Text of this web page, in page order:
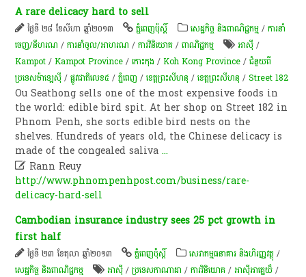
A rare delicacy hard to sell
ថ្ងៃទី ២៨ ខែសីហា ឆ្នាំ២០១៣ ភ្នំពេញប៉ុស្តិ៍ សេដ្ឋកិច្ច និងពាណិជ្ជកម្ម /ការនាំ
ចេញ/នីហរណ /ការនាំចូល/អាហរណ /ការវិនិយោគ /ពាណិជ្ជកម្ម អាស៊ី /
Kampot /Kampot Province /កោះកុង /Koh Kong Province /ជំនួយពី
ប្រទេសម៉ាឡេស៊ី​​/ផ្លូវ​​​ជាតិ​​​លេខ​​​៥​ /ភ្នំពេញ /ខេត្ត​ព្រះសីហនុ​ /ខេត្តព្រះសីហនុ /Street 182
Ou Seathong sells one of the most expensive foods in
the world: edible bird spit. At her shop on Street 182 in
Phnom Penh, she sorts edible bird nests on the
shelves. Hundreds of years old, the Chinese delicacy is
made of the congealed saliva...
 Rann Reuy
http://www.phnompenhpost.com/business/rare-
delicacy-hard-sell
Cambodian insurance industry sees 25 pct growth in
first half
ថ្ងៃទី ២៣ ខែតុលា ឆ្នាំ២០១៣ ភ្នំពេញប៉ុស្តិ៍ សេវាកម្មធនាគារ និងហិរញ្ញវត្ថុ /
សេដ្ឋកិច្ច និងពាណិជ្ជកម្ម
អាស៊ី /ប្រទេសកាណាដា /ការវិនិយោគ /អាស៊ីអាគ្នេយ៏ /